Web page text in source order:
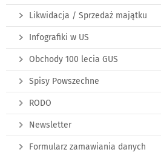
Likwidacja / Sprzedaż majątku
Infografiki w US
Obchody 100 lecia GUS
Spisy Powszechne
RODO
Newsletter
Formularz zamawiania danych